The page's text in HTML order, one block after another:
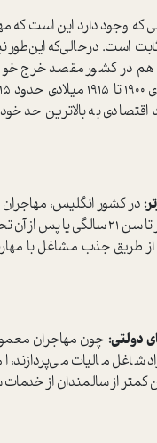
که وجود دارد این است که
است. در‌حالی‌که این‌طور
هم در کشور مقصد خرج
به بالاترین حد
در کشور انگلیس، مهاجران
20 درصد از مردم این کشور
طریق جذب مشاغل با
دولتی: چون مهاجران
شاغل مالیات
از سالمندان از